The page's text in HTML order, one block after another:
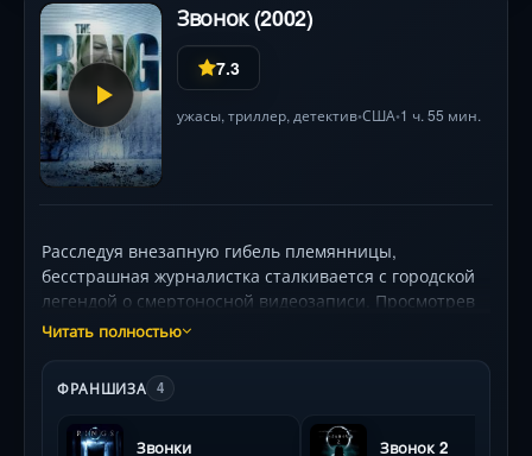
Звонок (2002)
7.3
ужасы, триллер, детектив•США•1 ч. 55 мин.
Расследуя внезапную гибель племянницы,
бесстрашная журналистка сталкивается с городской
легендой о смертоносной видеозаписи. Просмотрев
кассету, она слышит зловещий звонок и понимает: у
поиски ведут на мрачные окраины цивилизации —
заброшенные ранчо, психлечебницы и туманные
острова, где скрывается прошлое призрачной
девочки с тёмными волосами. С каждым шагом
Читать полностью
ФРАНШИЗА 4
Звонки Звонок 2